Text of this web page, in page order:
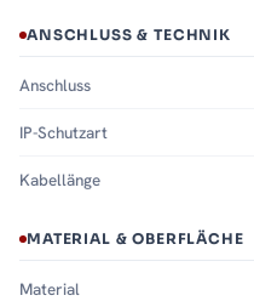
ANSCHLUSS & TECHNIK
Anschluss
IP-Schutzart
Kabellänge
MATERIAL & OBERFLÄCHE
Material